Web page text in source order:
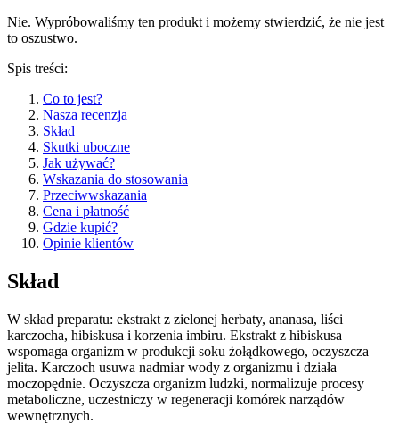
Nie. Wypróbowaliśmy ten produkt i możemy stwierdzić, że nie jest
to oszustwo.
Spis treści:
Co to jest?
Nasza recenzja
Skład
Skutki uboczne
Jak używać?
Wskazania do stosowania
Przeciwwskazania
Cena i płatność
Gdzie kupić?
Opinie klientów
Skład
W skład preparatu: ekstrakt z zielonej herbaty, ananasa, liści
karczocha, hibiskusa i korzenia imbiru. Ekstrakt z hibiskusa
wspomaga organizm w produkcji soku żołądkowego, oczyszcza
jelita. Karczoch usuwa nadmiar wody z organizmu i działa
moczopędnie. Oczyszcza organizm ludzki, normalizuje procesy
metaboliczne, uczestniczy w regeneracji komórek narządów
wewnętrznych.